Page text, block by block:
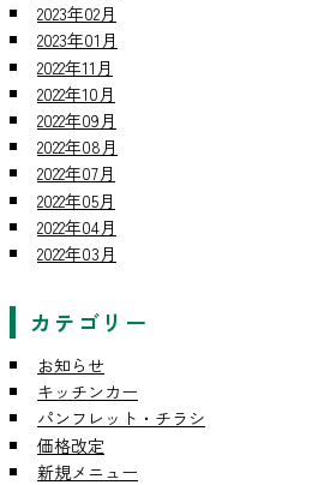
2023年02月
2023年01月
2022年11月
2022年10月
2022年09月
2022年08月
2022年07月
2022年05月
2022年04月
2022年03月
カテゴリー
お知らせ
キッチンカー
パンフレット・チラシ
価格改定
新規メニュー